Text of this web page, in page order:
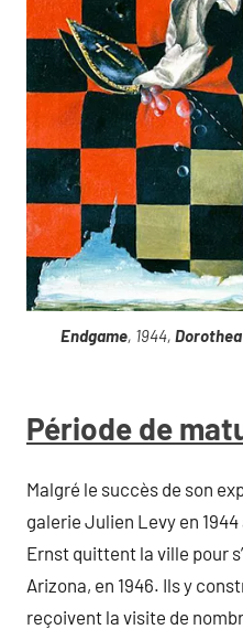
Endgame, 1944,
Période de
Malgré le succès de son
galerie Julien Levy en
Ernst quittent la ville pour
Arizona, en 1946. Ils y
reçoivent la visite de